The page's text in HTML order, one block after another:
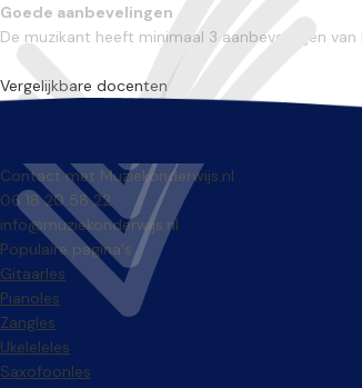
Goede aanbevelingen
De muzikant heeft minimaal 3 aanbevelingen
Vergelijkbare docenten
Contact met Muziekonderwijs.nl
06 18 20 58 22
info@muziekonderwijs.nl
Populaire pagina's
Gitaarles
Pianoles
Zangles
Ukeleleles
Saxofoonles